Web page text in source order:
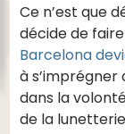
Ce n’est que
décide de
Barcelona
à s’imprégner
dans la
de la